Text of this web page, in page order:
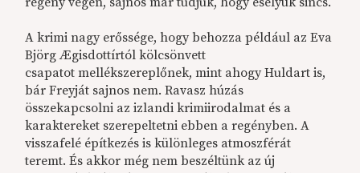
A krimi nagy erőssége, hogy behozza például az Eva
Björg Ægisdottírtól kölcsönvett
csapatot mellékszereplőnek, mint ahogy Huldart is,
bár Freyját sajnos nem. Ravasz húzás
összekapcsolni az izlandi krimiirodalmat és a
karaktereket szerepeltetni ebben a regényben. A
visszafelé építkezés is különleges atmoszférát
teremt. És akkor még nem beszéltünk az új